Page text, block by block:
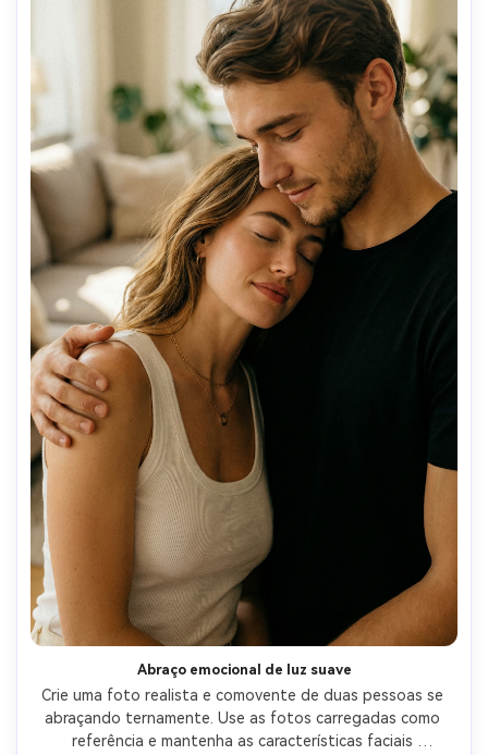
Abraço emocional de luz suave
Crie uma foto realista e comovente de duas pessoas se
abraçando ternamente. Use as fotos carregadas como
referência e mantenha as características faciais